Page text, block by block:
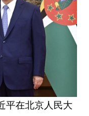
平在北京人民大